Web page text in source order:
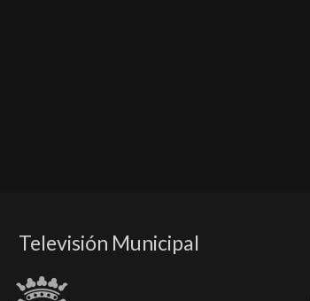
Televisión Municipal